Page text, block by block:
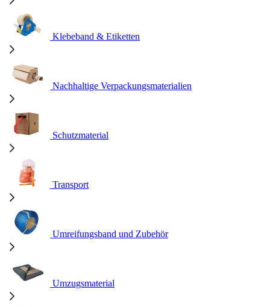
Klebeband & Etiketten
Nachhaltige Verpackungsmaterialien
Schutzmaterial
Transport
Umreifungsband und Zubehör
Umzugsmaterial